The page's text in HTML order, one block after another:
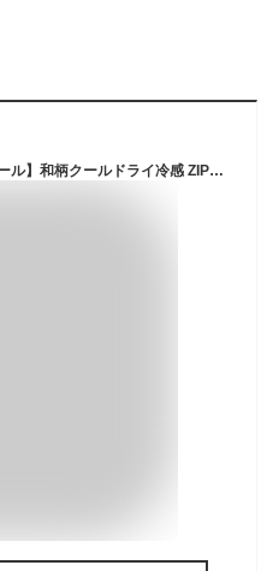
【30%OFFセール】【最大P44倍セール】和柄クールドライ冷感 ZIPパーカージャケット「手描き友禅 桜」手描き友禅 華 長袖 ラッシュガード 送料無料 メンズ レディース 大きいサイズ 手染 京都 最大5L